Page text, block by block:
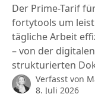
Der Prime-Tarif
fortytools um
tägliche Arbeit
– von der
strukturierten
Verfasst von
8. Juli 2026